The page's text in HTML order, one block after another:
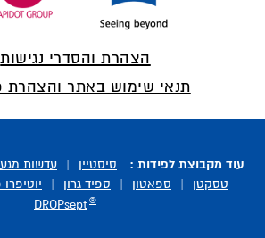
הצהרת והסדרי נגישות
תנאי שימוש באתר והצהרת
עוד מקבוצת לפידות : סיסטיין עדשות מגע
טסקטן
ספאטון ספיד גרון
DROPsept ®